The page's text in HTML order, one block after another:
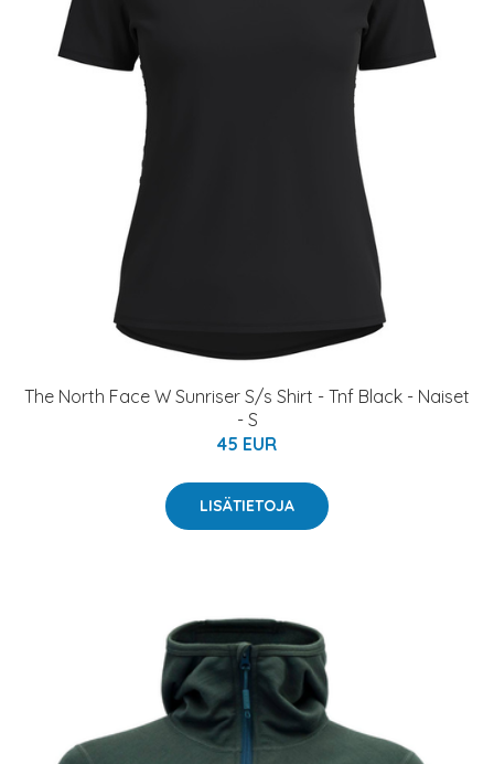
The North Face W Sunriser S/s Shirt - Tnf Black - Naiset
- S
45 EUR
LISÄTIETOJA